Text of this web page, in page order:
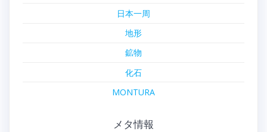
日本一周
地形
鉱物
化石
MONTURA
メタ情報